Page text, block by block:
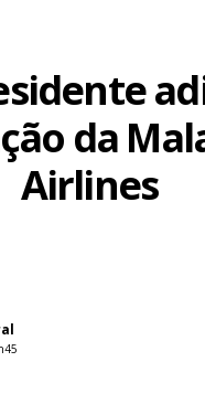
da
Airlines